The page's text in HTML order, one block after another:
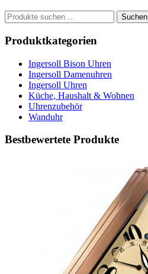
Suchen
nach:
Suchen
Produktkategorien
Ingersoll Bison Uhren
Ingersoll Damenuhren
Ingersoll Uhren
Küche, Haushalt & Wohnen
Uhrenzubehör
Wanduhr
Bestbewertete Produkte